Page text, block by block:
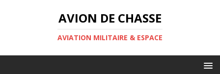
AVION DE CHASSE
AVIATION MILITAIRE & ESPACE